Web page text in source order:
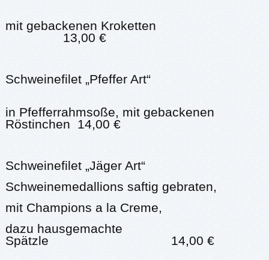
mit gebackenen Kroketten
13,00 €
Schweinefilet „Pfeffer Art“
in Pfefferrahmsoße, mit gebackenen
Röstinchen 14,00 €
Schweinefilet „Jäger Art“
Schweinemedallions saftig gebraten,
mit Champions a la Creme,
dazu hausgemachte
Spätzle 14,00 €